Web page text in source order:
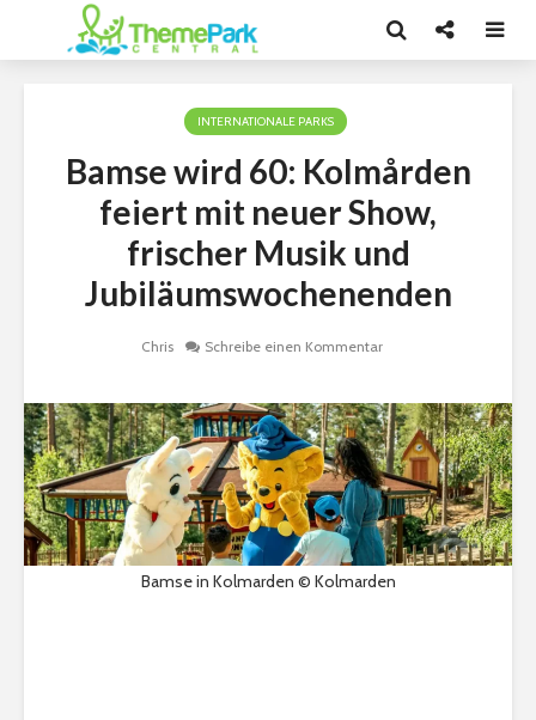
INTERNATIONALE PARKS
Bamse wird 60: Kolmården
feiert mit neuer Show,
frischer Musik und
Jubiläumswochenenden
Chris Schreibe einen Kommentar
Bamse in Kolmarden © Kolmarden